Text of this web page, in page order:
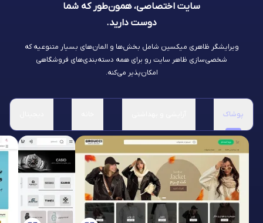
سایت اختصاصی، همون‌طور که شما
دوست دارید.
ویرایشگر ظاهری میکسین شامل بخش‌ها و المان‌های بسیار متنوعیه که
شخصی‌سازی ظاهر سایت رو برای همه دسته‌بندی‌های فروشگاهی
امکان‌پذیر می‌کنه.
پوشاک